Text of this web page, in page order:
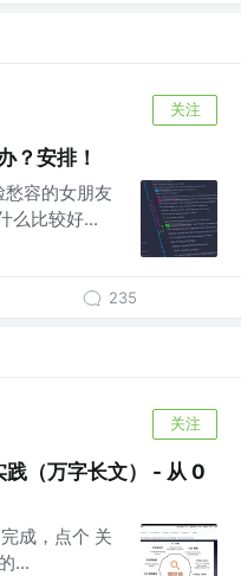
关注
？安排！
容的女朋友
么比较好...
235
关注
（万字长文） - 从 0
成，点个 关
...